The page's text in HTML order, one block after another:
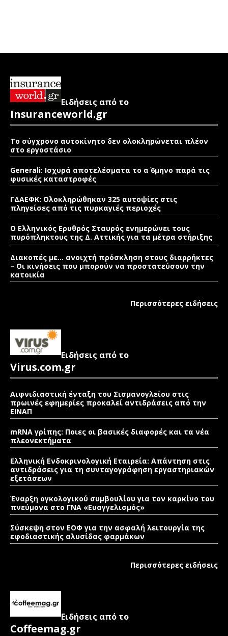
Ειδήσεις από το
Insuranceworld.gr
Το σύγχρονο αυτοκίνητο δεν ολοκληρώνεται πλέον
στο εργοστάσιο
Generali: Ισχυρά αποτελέσματα το α΄ 6μηνο παρά τις
φυσικές καταστροφές
ΓΔΑΕΦΚ: Ολοκληρώθηκαν 325 αυτοψίες στις
πληγείσες από τις πυρκαγιές περιοχές
Ο Ελληνικός Ερυθρός Σταυρός ενημερώνει τους
πυρόπληκτους της Δ. Αττικής για τα μέτρα στήριξης
Διακοπές με… ανοιχτή πρόσκληση στους διαρρήκτες
– Οι κινήσεις που μπορούν να προστατεύσουν την
κατοικία
Περισσότερες ειδήσεις
Ειδήσεις από το
Virus.com.gr
Αιφνιδιαστική ένταξη του Σισμανογλείου στις
πρωινές εφημερίες προκαλεί αντιδράσεις από την
ΕΙΝΑΠ
mRNA γρίπης: Ποιες οι βασικές διαφορές και τα νέα
πλεονεκτήματα
Ελληνική Ενδοκρινολογική Εταιρεία: Απάντηση στις
αντιδράσεις για τη συνταγογράφηση εργαστηριακών
εξετάσεων
Έναρξη ογκολογικού συμβουλίου για τον καρκίνο του
πνεύμονα στο ΓΝΑ «Ευαγγελισμός»
Σύσκεψη στον ΕΟΦ για την ασφαλή λειτουργία της
εφοδιαστικής αλυσίδας φαρμάκων
Περισσότερες ειδήσεις
Ειδήσεις από το
Coffeemag.gr